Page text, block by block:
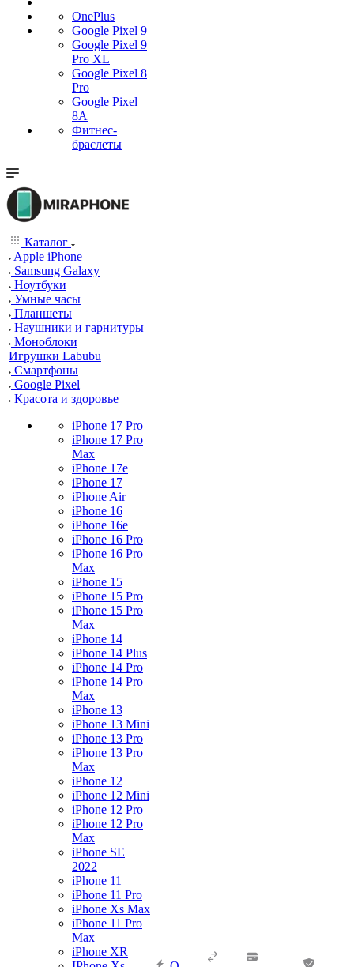
OnePlus
Google Pixel 9
Google Pixel 9
Pro XL
Google Pixel 8
Pro
Google Pixel
8A
Фитнес-
браслеты
Каталог
Apple iPhone
Samsung Galaxy
Ноутбуки
Умные часы
Планшеты
Наушники и гарнитуры
Моноблоки
Игрушки Labubu
Смартфоны
Google Pixel
Красота и здоровье
iPhone 17 Pro
iPhone 17 Pro
Max
iPhone 17e
iPhone 17
iPhone Air
iPhone 16
iPhone 16e
iPhone 16 Pro
iPhone 16 Pro
Max
iPhone 15
iPhone 15 Pro
iPhone 15 Pro
Max
iPhone 14
iPhone 14 Plus
iPhone 14 Pro
iPhone 14 Pro
Max
iPhone 13
iPhone 13 Mini
iPhone 13 Pro
iPhone 13 Pro
Max
iPhone 12
iPhone 12 Mini
iPhone 12 Pro
iPhone 12 Pro
Max
iPhone SE
2022
iPhone 11
iPhone 11 Pro
iPhone Xs Max
iPhone 11 Pro
Max
iPhone XR